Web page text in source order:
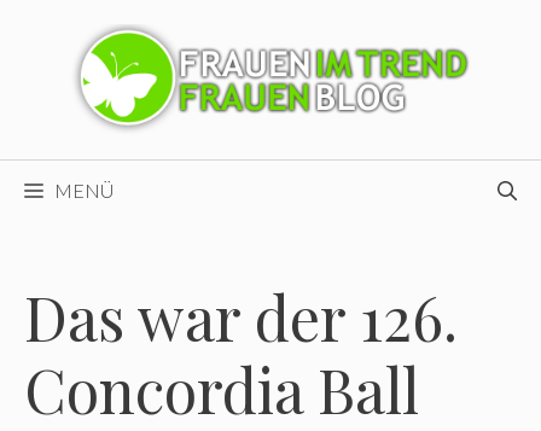
MENÜ
Das war der 126.
Concordia Ball